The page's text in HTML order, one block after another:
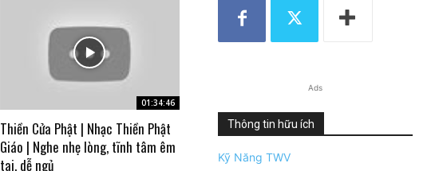
01:34:46
Thiền Cửa Phật | Nhạc Thiền Phật
Giáo | Nghe nhẹ lòng, tĩnh tâm êm
tai, dễ ngủ
Ads
Thông tin hữu ích
Kỹ Năng TWV